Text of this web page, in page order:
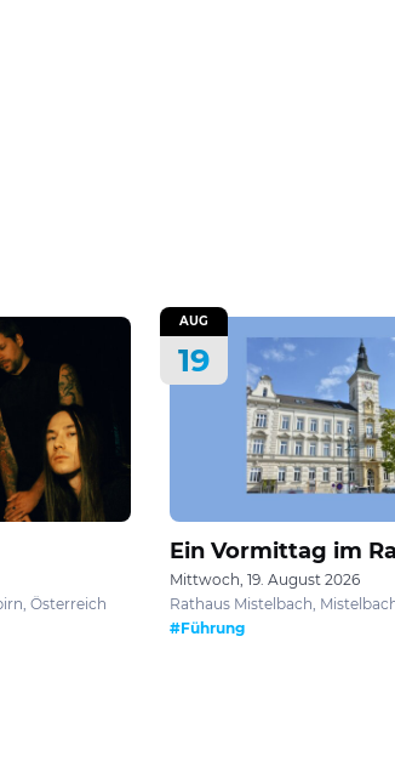
Österreich
AUG
19
Ein Vormittag im
Mittwoch, 19. August 2026
Rathaus Mistelbach,
#Führung